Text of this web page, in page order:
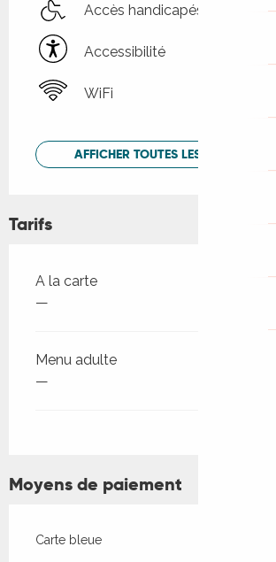
Accès handicapés
Accessibilité
WiFi
AFFICHER TOUTES LES PRESTATIONS
Tarifs
Tarifs 2026
A la carte
—
Menu adulte
—
Moyens de paiement
Carte bleue